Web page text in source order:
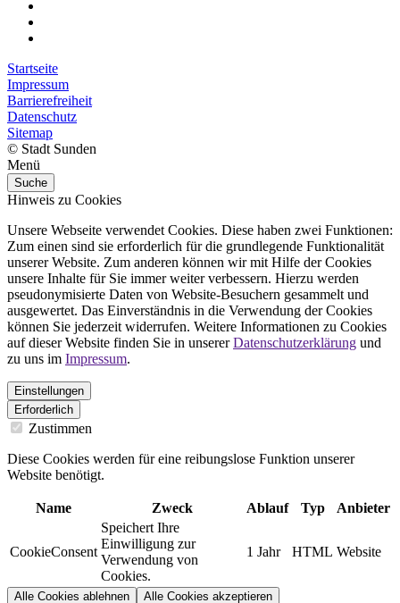
Startseite
Impressum
Barrierefreiheit
Datenschutz
Sitemap
© Stadt Sunden
Menü
Suche
Hinweis zu Cookies
Unsere Webseite verwendet Cookies. Diese haben zwei Funktionen:
Zum einen sind sie erforderlich für die grundlegende Funktionalität
unserer Website. Zum anderen können wir mit Hilfe der Cookies
unsere Inhalte für Sie immer weiter verbessern. Hierzu werden
pseudonymisierte Daten von Website-Besuchern gesammelt und
ausgewertet. Das Einverständnis in die Verwendung der Cookies
können Sie jederzeit widerrufen. Weitere Informationen zu Cookies
auf dieser Website finden Sie in unsererDatenschutzerklärung und
zu uns im Impressum.
Einstellungen
Erforderlich
Zustimmen
Diese Cookies werden für eine reibungslose Funktion unserer
Website benötigt.
Name Zweck Ablauf Typ Anbieter
CookieConsent
Speichert Ihre
Einwilligung zur
Verwendung von
Cookies.
1 Jahr HTML Website
Alle Cookies ablehnen Alle Cookies akzeptieren